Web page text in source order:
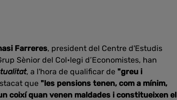
Farreres, president del Centre d'Estudis
Sènior del Col•legi d’Economistes, han
, a l'hora de qualificar de "greu i
que "les pensions tenen, com a mínim,
coixí quan venen maldades i constitueixen el